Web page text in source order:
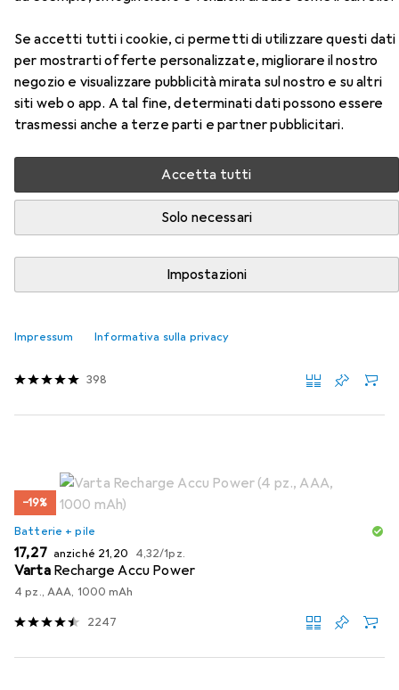
Se accetti tutti i cookie, ci permetti di utilizzare questi dati
per mostrarti offerte personalizzate, migliorare il nostro
negozio e visualizzare pubblicità mirata sul nostro e su altri
siti web o app. A tal fine, determinati dati possono essere
trasmessi anche a terze parti e partner pubblicitari.
Accetta tutti
Solo necessari
Impostazioni
Impressum Informativa sulla privacy
Accessori per TOP Catena di luci
a 4 colori
Qui trovi accessori adatti per il prodotto TOP Catena di
Batterie + pile
Varta Micro (AAA) Batteria Alkali-Ma
398
−19%
Batterie + pile
EUR
17,27 anziché EUR
21,20 EUR
4,32/1pz.
Varta Recharge Accu Power
4 pz., AAA, 1000 mAh
2247